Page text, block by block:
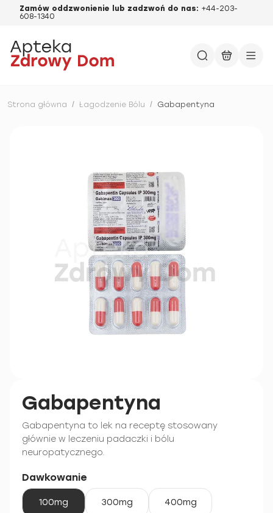
Zamów oddzwonienie lub zadzwoń do nas: +44-203-
608-1340
Strona główna / Łagodzenie Bólu / Gabapentyna
Gabapentyna
Gabapentyna to lek na receptę stosowany
głównie w leczeniu padaczki i bólu
neuropatycznego.
Dawkowanie
100mg 300mg 400mg